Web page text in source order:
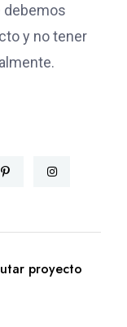
debemos
y no tener
proyecto